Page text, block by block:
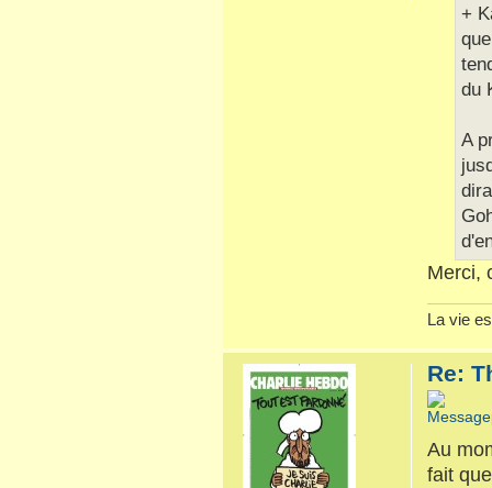
+
du
A
Merci,
La vie
Re:
Au
fait